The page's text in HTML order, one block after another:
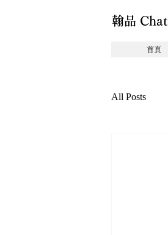
翰品
首頁
All Posts
香檳
葡萄